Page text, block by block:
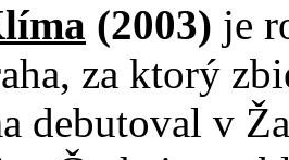
(2003) je
za ktorý
debutoval v